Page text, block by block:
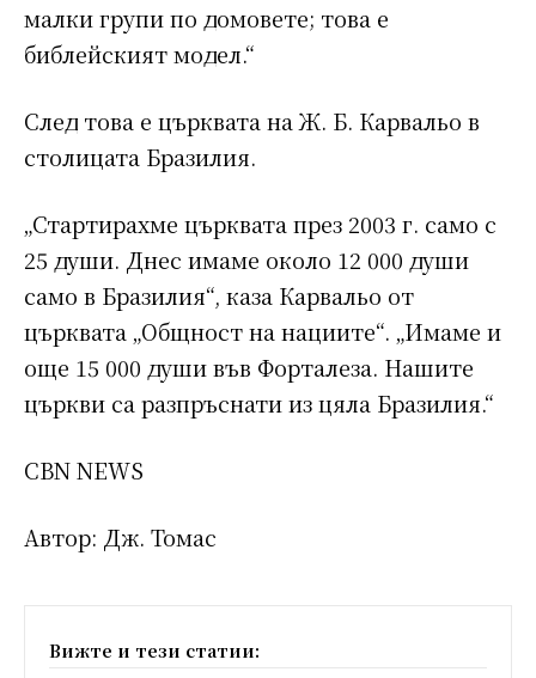
малки групи по домовете; това е
библейският модел.“
След това е църквата на Ж. Б. Карвальо в
столицата Бразилия.
„Стартирахме църквата през 2003 г. само с
25 души. Днес имаме около 12 000 души
само в Бразилия“, каза Карвальо от
църквата „Общност на нациите“. „Имаме и
още 15 000 души във Форталеза. Нашите
църкви са разпръснати из цяла Бразилия.“
CBN NEWS
Автор: Дж. Томас
Вижте и тези статии: